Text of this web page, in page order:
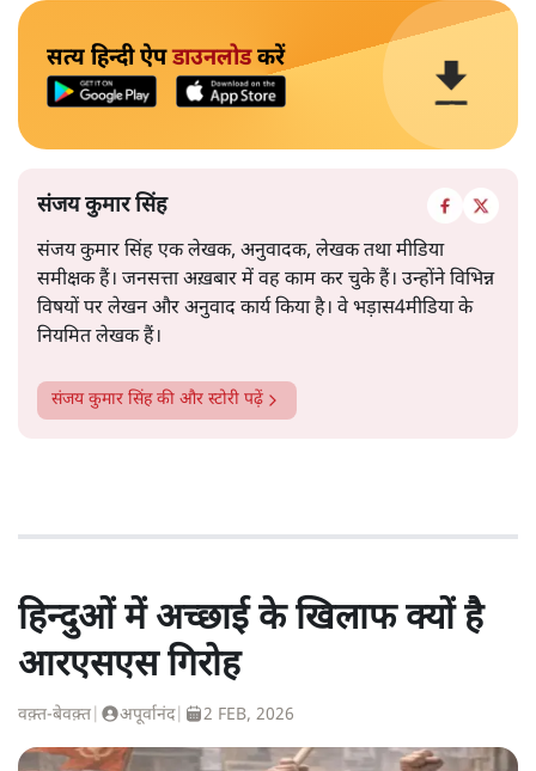
सत्य हिन्दी ऐपडाउनलोडकरें
संजय कुमार सिंह
संजय कुमार सिंह एक लेखक, अनुवादक, लेखक तथा मीडिया
समीक्षक हैं। जनसत्ता अख़बार में वह काम कर चुके हैं। उन्होंने विभिन्न
विषयों पर लेखन और अनुवाद कार्य किया है। वे भड़ास4मीडिया के
नियमित लेखक हैं।
संजय कुमार सिंहकी और स्टोरी पढ़ें
हिन्दुओं में अच्छाई के खिलाफ क्यों है
आरएसएस गिरोह
वक़्त-बेवक़्त अपूर्वानंद| 2 FEB, 2026